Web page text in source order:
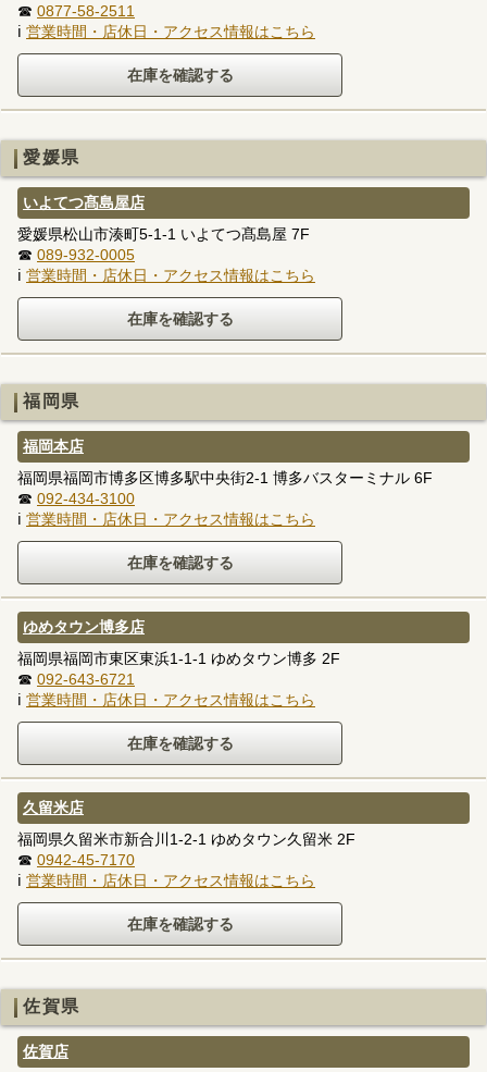
☎ 0877-58-2511
ℹ 営業時間・店休日・アクセス情報はこちら
愛媛県
いよてつ髙島屋店
愛媛県松山市湊町5-1-1 いよてつ髙島屋 7F
☎ 089-932-0005
ℹ 営業時間・店休日・アクセス情報はこちら
福岡県
福岡本店
福岡県福岡市博多区博多駅中央街2-1 博多バスターミナル 6F
☎ 092-434-3100
ℹ 営業時間・店休日・アクセス情報はこちら
ゆめタウン博多店
福岡県福岡市東区東浜1-1-1 ゆめタウン博多 2F
☎ 092-643-6721
ℹ 営業時間・店休日・アクセス情報はこちら
久留米店
福岡県久留米市新合川1-2-1 ゆめタウン久留米 2F
☎ 0942-45-7170
ℹ 営業時間・店休日・アクセス情報はこちら
佐賀県
佐賀店